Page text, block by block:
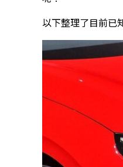
以下整理了目前已